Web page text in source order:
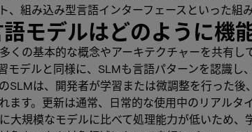
、組み込み型言語インターフェースといった組
モデルはどのように機
くの基本的な概念やアーキテクチャーを共有
モデルと同様に、SLMも言語パターンを認識し
SLMは、開発者が学習または微調整を行った
ます。更新は通常、日常的な使用中のリアルタ
大規模なモデルに比べて処理能力が低いため